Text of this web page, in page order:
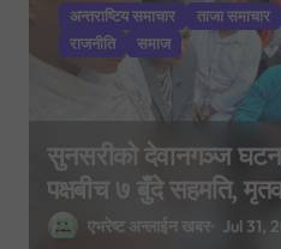
अन्तराष्टिय समाचार ताजा समाचार
राजनीति
समाज
सुनसरीको देवानगञ्ज
पक्षबीच ७ बुँदे सहमति,
परिवारलाई राहत दिइने
एभरेष्ट अन्लाईन खबर Jul 31,